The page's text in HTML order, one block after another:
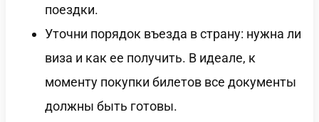
поездки.
Уточни порядок въезда в страну: нужна ли
виза и как ее получить. В идеале, к
моменту покупки билетов все документы
должны быть готовы.